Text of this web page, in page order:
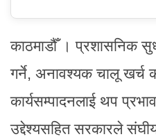
काठमाडौँ । प्रशासनिक
गर्ने, अनावश्यक चालू खर्च
कार्यसम्पादनलाई थप
उद्देश्यसहित सरकारले